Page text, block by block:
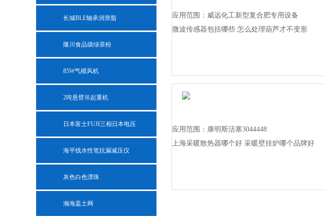
长城BLE轴承润滑脂
隆川食品级绿茶粉
85W气模风机
2吨悬臂吊起重机
日本富士FUJI三相日本电压
海平线水性笔抗漏减压仪
灰色白色漂珠
瀚海盖土网
应用范围：威远化工新型复合肥专用设备
微波传感器包括哪些 怎么处理葫芦才不变形
应用范围：康明斯活塞3044448
上海采暖散热器哪个好 采暖壁挂炉哪个品牌好